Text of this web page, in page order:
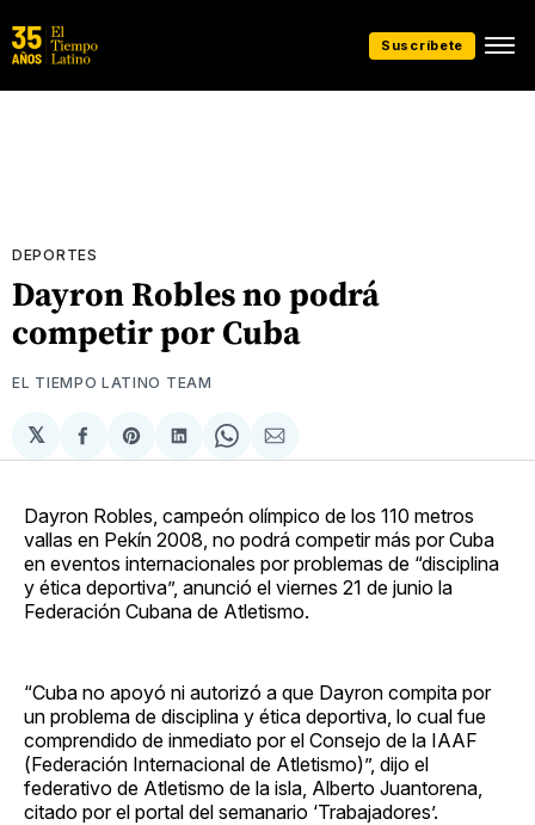
Suscríbete
DEPORTES
Dayron Robles no podrá
competir por Cuba
EL TIEMPO LATINO TEAM
𝕏
Compartir
en
Share
on
Compartir
en
Share
on
Compartir
via
Dayron Robles, campeón olímpico de los 110 metros
vallas en Pekín 2008, no podrá competir más por Cuba
en eventos internacionales por problemas de “disciplina
y ética deportiva”, anunció el viernes 21 de junio la
Federación Cubana de Atletismo.
“Cuba no apoyó ni autorizó a que Dayron compita por
un problema de disciplina y ética deportiva, lo cual fue
comprendido de inmediato por el Consejo de la IAAF
(Federación Internacional de Atletismo)”, dijo el
federativo de Atletismo de la isla, Alberto Juantorena,
citado por el portal del semanario ‘Trabajadores’.